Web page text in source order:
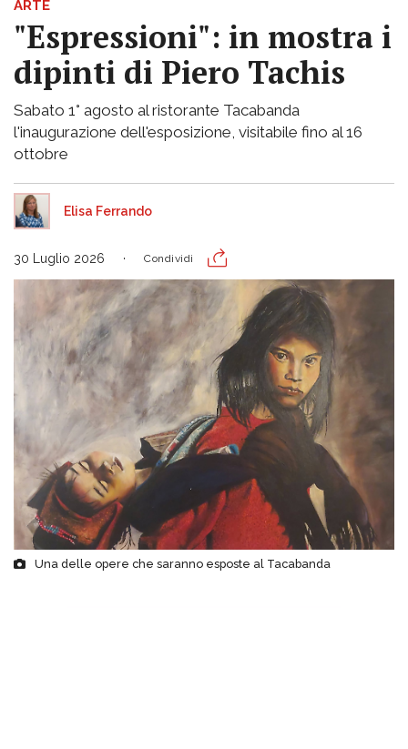
ARTE
"Espressioni": in mostra i
dipinti di Piero Tachis
Sabato 1° agosto al ristorante Tacabanda
l'inaugurazione dell'esposizione, visitabile fino al 16
ottobre
Elisa Ferrando
30 Luglio 2026 Condividi
Una delle opere che saranno esposte al Tacabanda